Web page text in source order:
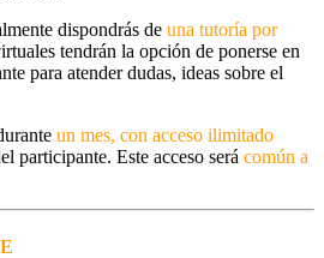
dispondrás de una tutoría por
tendrán la opción de ponerse en
para atender dudas, ideas sobre el
un mes, con acceso ilimitado
participante. Este acceso será común a